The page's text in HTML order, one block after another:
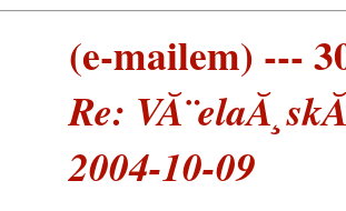
(e-mailem) ---
Re:
2004-10-09